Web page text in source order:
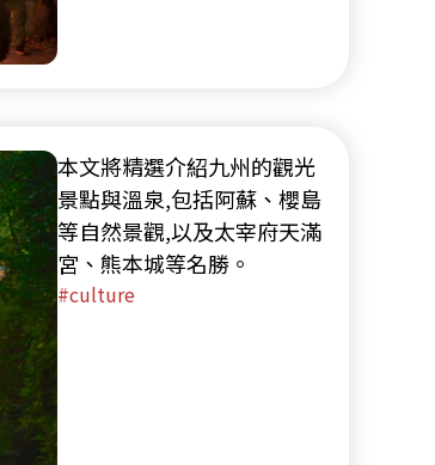
本文將精選介紹九州的觀光
景點與溫泉,包括阿蘇、櫻島
等自然景觀,以及太宰府天滿
宮、熊本城等名勝。
culture